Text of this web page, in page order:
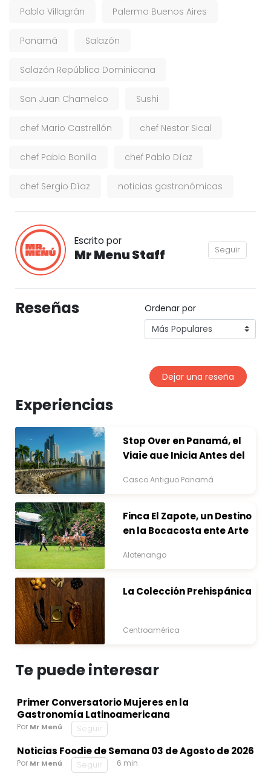
Pablo Villagrán Palermo Buenos Aires
Panamá Salazón
Salazón República Dominicana
San Juan Chamelco Sushi
chef Mario Castrellón chef Nestor Sical
chef Pablo Bonilla chef Pablo Díaz
chef Sergio Díaz noticias gastronómicas
Escrito por
Mr Menu Staff Seguir
Reseñas Ordenar por
Dejar una reseña
Experiencias
Stop Over en Panamá, el
Viaje que Inicia Antes del
Casco Antiguo Panamá
Finca El Zapote, un Destino
en la Bocacosta ente Arte
Alotenango
La Colección Prehispánica
Centroamérica
Te puede interesar
Primer Conversatorio Mujeres en la
Gastronomía Latinoamericana
Por Mr Menú Seguir
Noticias Foodie de Semana 03 de Agosto de 2026
Por Mr Menú Seguir 6 min